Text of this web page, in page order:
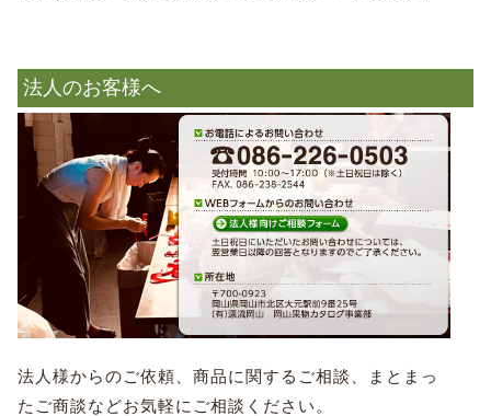
法人のお客様へ
法人様からのご依頼、商品に関するご相談、まとまっ
たご商談などお気軽にご相談ください。